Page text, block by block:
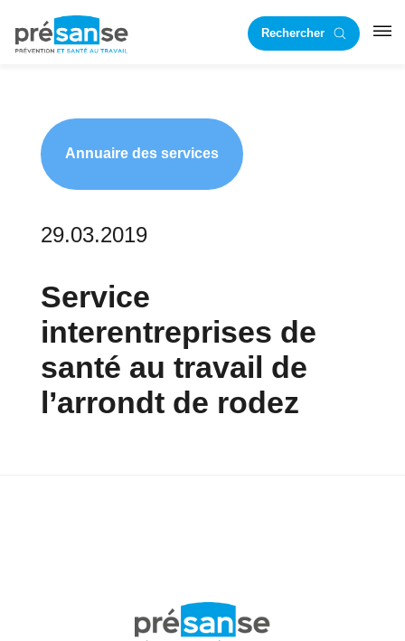
principale
RechercherRST
Annuaire des services
29.03.2019
Service
interentreprises de
santé au travail de
l’arrondt de rodez